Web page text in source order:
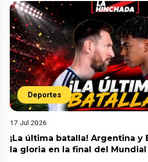
Deportes
17 Jul 2026
¡La última batalla! Argentina y
la gloria en la final del Mundial